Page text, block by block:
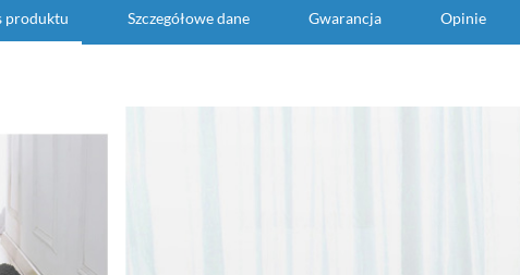
produktu Szczegółowe dane Gwarancja Opinie